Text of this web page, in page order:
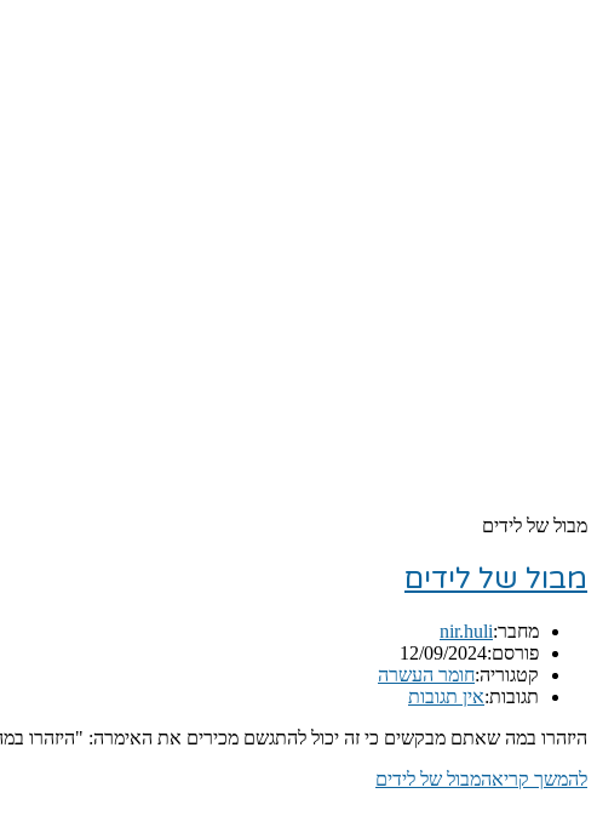
מבול של לידים
מבול של לידים
מחבר:nir.huli
פורסם:12/09/2024
קטגוריה:חומר העשרה
תגובות:אין תגובות
היזהרו במה שאתם מבקשים כי זה יכול להתגשם מכירים את האימרה: "היזהרו
להמשך קריאהמבול של לידים